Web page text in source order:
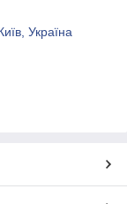
Україна